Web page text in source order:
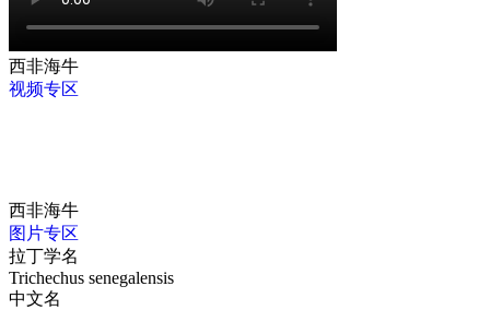
西非海牛
视频专区
西非海牛
图片专区
拉丁学名
Trichechus senegalensis
中文名